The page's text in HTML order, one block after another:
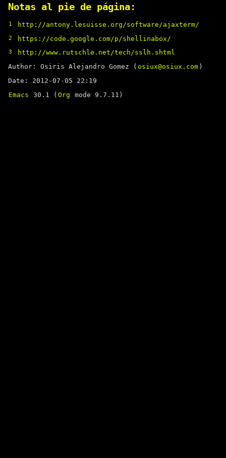
Notas al pie de página:
1 http://antony.lesuisse.org/software/ajaxterm/
2 https://code.google.com/p/shellinabox/
3
http://www.rutschle.net/tech/sslh.shtml
Author: Osiris Alejandro Gomez ( osiux@osiux.com )
Date: 2012-07-05 22:19
Emacs
30.1 ( Org mode 9.7.11)